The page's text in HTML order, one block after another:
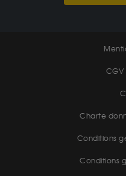
CGV
Charte
Conditions
Conditions